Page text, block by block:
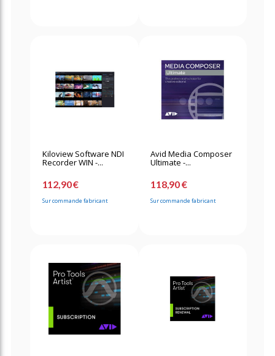
Kiloview Software NDI
Recorder WIN -...
112,90 €
Sur commande fabricant
Avid Media Composer
Ultimate -...
118,90 €
Sur commande fabricant